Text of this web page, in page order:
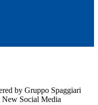
by Gruppo Spaggiari
Social Media